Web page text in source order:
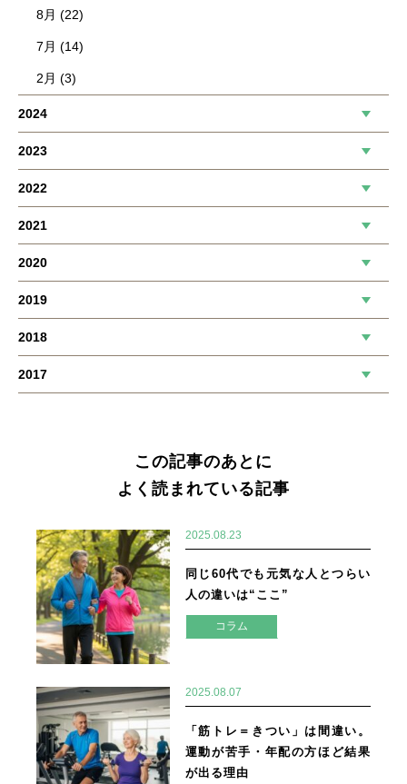
8月 (22)
7月 (14)
2月 (3)
2024
2023
2022
2021
2020
2019
2018
2017
この記事のあとに
よく読まれている記事
2025.08.23
同じ60代でも元気な人とつらい
人の違いは“ここ”
コラム
2025.08.07
「筋トレ＝きつい」は間違い。
運動が苦手・年配の方ほど結果
が出る理由